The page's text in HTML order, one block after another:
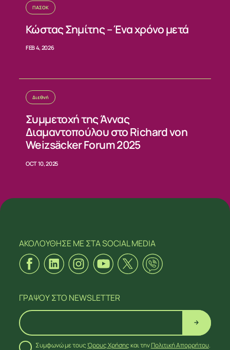
ΑΚΟΛΟΥΘΗΣΕ ΜΕΣΤΑ SOCIAL MEDIA
ΠΑΣΟΚ
Κώστας Σημίτης – Ένα χρόνο μετά
FEB 4, 2026
Διεθνή
Συμμετοχή της Άννας
Διαμαντοπούλου στο Richard von
Weizsäcker Forum 2025
OCT 10, 2025
ΑΚΟΛΟΥΘΗΣΕ ΜΕΣΤΑ SOCIAL MEDIA
ΓΡΑΨΟΥΣΤΟ NEWSLETTER
Συμφωνώ με τουςΌρους Χρήσηςκαι τηνΠολιτική Απορρήτου.